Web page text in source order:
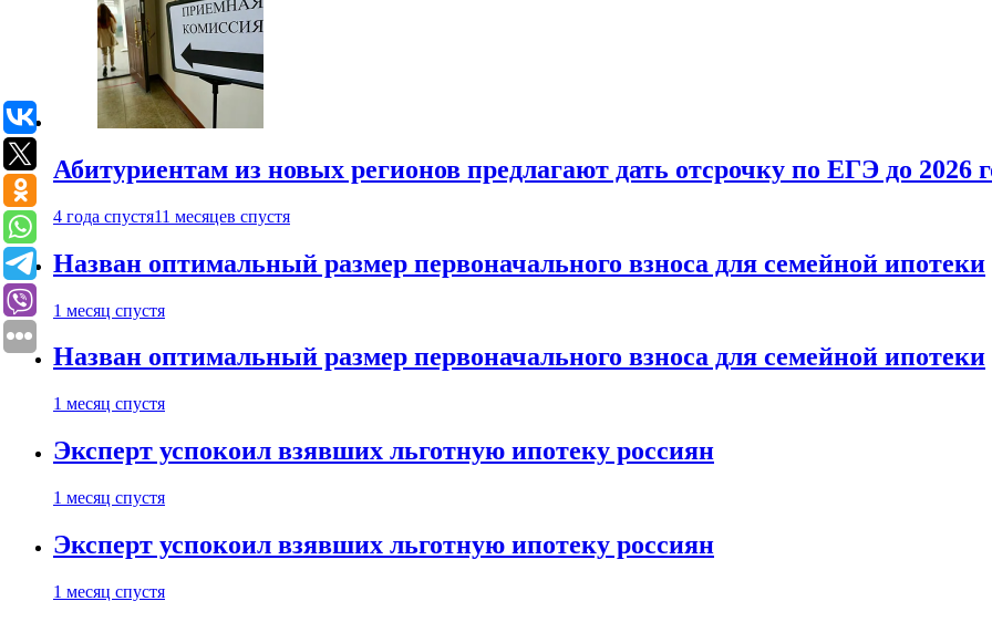
Абитуриентам из новых регионов предлагают дать отсрочку по ЕГЭ до 2026
4 года спустя11 месяцев спустя
Назван оптимальный размер первоначального взноса для семейной ипотеки
1 месяц спустя
Назван оптимальный размер первоначального взноса для семейной ипотеки
1 месяц спустя
Эксперт успокоил взявших льготную ипотеку россиян
1 месяц спустя
Эксперт успокоил взявших льготную ипотеку россиян
1 месяц спустя